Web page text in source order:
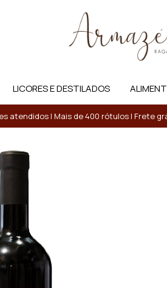
LICORES E DESTILADOS
atendidos | Mais de 400 rótulos | Frete